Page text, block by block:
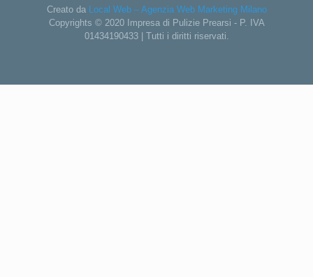
Creato da Local Web – Agenzia Web Marketing Milano
Copyrights © 2020 Impresa di Pulizie Prearsi - P. IVA
01434190433 | Tutti i diritti riservati.